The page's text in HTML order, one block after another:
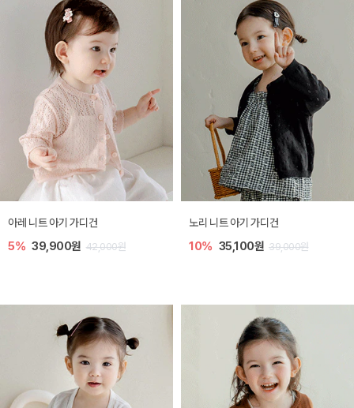
[SIZE ~6Y] 로메이 라운지 셋업
10% 23,400원 26,000원
밀라 아기 원피스
20% 27,200원 34,000원